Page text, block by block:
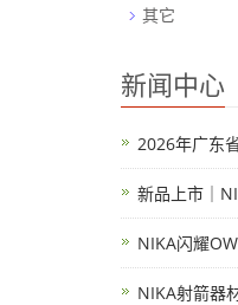
其它
新闻中心
2026年广东
新品上市｜
NIKA闪耀
NIKA射箭器